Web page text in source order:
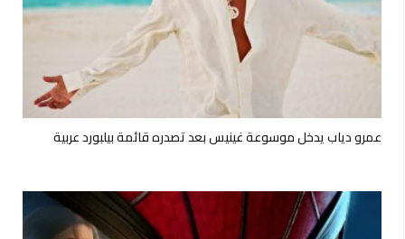
عمرو دياب يدخل موسوعة غينيس بعد تصدره قائمة بيلبورد عربية